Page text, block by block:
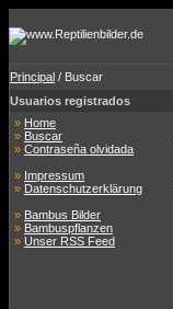
Principal / Buscar
Usuarios registrados
» Home
» Buscar
» Contraseña olvidada
» Impressum
» Datenschutzerklärung
» Bambus Bilder
» Bambuspflanzen
» Unser RSS Feed